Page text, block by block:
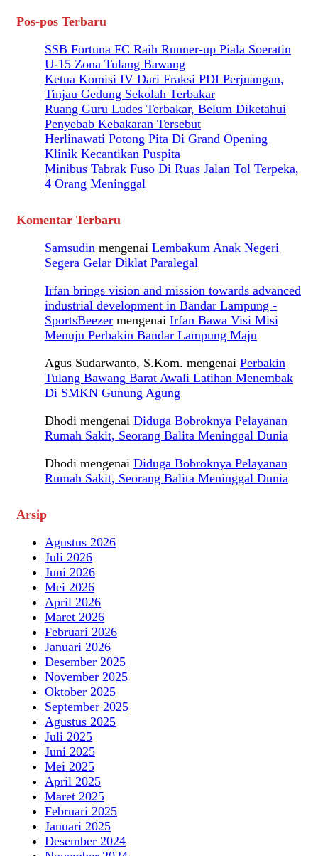
Pos-pos Terbaru
SSB Fortuna FC Raih Runner-up Piala Soeratin
U-15 Zona Tulang Bawang
Ketua Komisi IV Dari Fraksi PDI Perjuangan,
Tinjau Gedung Sekolah Terbakar
Ruang Guru Ludes Terbakar, Belum Diketahui
Penyebab Kebakaran Tersebut
Herlinawati Potong Pita Di Grand Opening
Klinik Kecantikan Puspita
Minibus Tabrak Fuso Di Ruas Jalan Tol Terpeka,
4 Orang Meninggal
Komentar Terbaru
Samsudin mengenai Lembakum Anak Negeri
Segera Gelar Diklat Paralegal
Irfan brings vision and mission towards advanced
industrial development in Bandar Lampung -
SportsBeezer mengenai Irfan Bawa Visi Misi
Menuju Perbakin Bandar Lampung Maju
Agus Sudarwanto, S.Kom. mengenai Perbakin
Tulang Bawang Barat Awali Latihan Menembak
Di SMKN Gunung Agung
Dhodi mengenai Diduga Bobroknya Pelayanan
Rumah Sakit, Seorang Balita Meninggal Dunia
Dhodi mengenai Diduga Bobroknya Pelayanan
Rumah Sakit, Seorang Balita Meninggal Dunia
Arsip
Agustus 2026
Juli 2026
Juni 2026
Mei 2026
April 2026
Maret 2026
Februari 2026
Januari 2026
Desember 2025
November 2025
Oktober 2025
September 2025
Agustus 2025
Juli 2025
Juni 2025
Mei 2025
April 2025
Maret 2025
Februari 2025
Januari 2025
Desember 2024